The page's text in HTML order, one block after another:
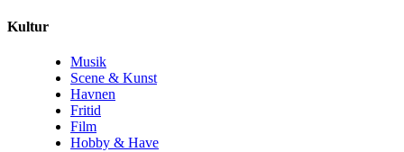
Kultur
Musik
Scene & Kunst
Havnen
Fritid
Film
Hobby & Have